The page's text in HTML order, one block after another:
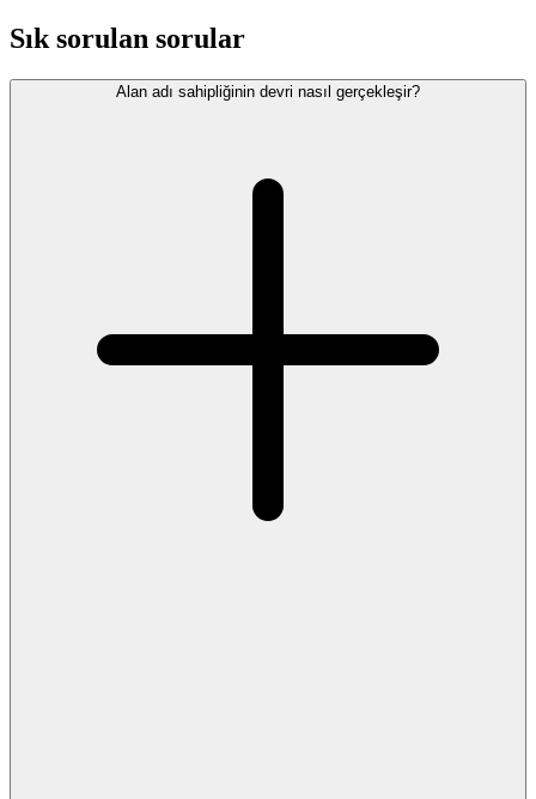
Sık sorulan sorular
Alan adı sahipliğinin devri nasıl gerçekleşir?